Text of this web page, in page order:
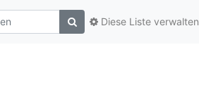
Diese Liste verwalten